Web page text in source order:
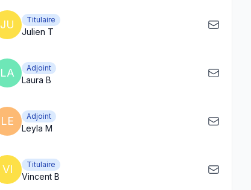
JU Titulaire
Julien T
LA Adjoint
Laura B
LE Adjoint
Leyla M
VI Titulaire
Vincent B